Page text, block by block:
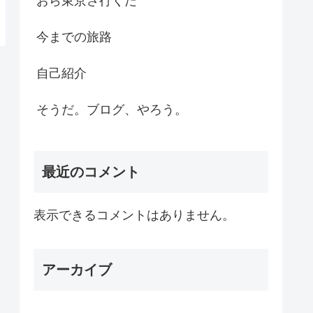
今までの旅路
自己紹介
そうだ。ブログ、やろう。
最近のコメント
表示できるコメントはありません。
アーカイブ